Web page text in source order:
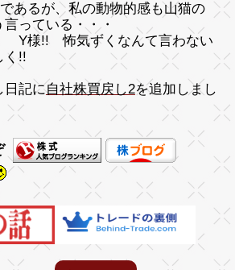
あるが、私の動物的感も山猫の
っている・・・
・ Y様!!怖気ずく なんて言わない
く!!
日記に自社株買戻し2を追加しまし